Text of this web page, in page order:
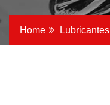
Home Lubricantes